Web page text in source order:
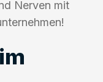
Nerven mit